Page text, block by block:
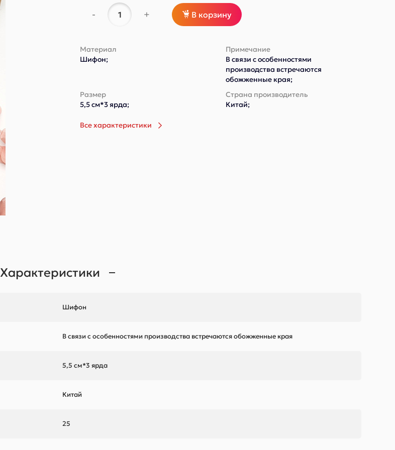
- + В корзину
Материал
Шифон;
Примечание
В связи с особенностями
производства встречаются
обожженные края;
Размер
5,5 см*3 ярда;
Страна производитель
Китай;
Все характеристики
Характеристики
Шифон
В связи с особенностями производства встречаются обожженные края
5,5 см*3 ярда
Китай
25